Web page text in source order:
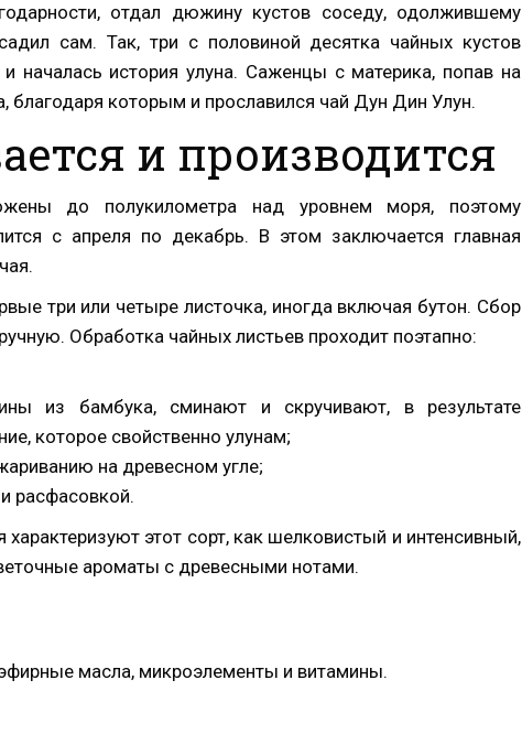
отдал дюжину кустов соседу, одолжившему
сам. Так, три с половиной десятка чайных кустов
началась история улуна. Саженцы с материка, попав на
благодаря которым и прославился чай Дун Дин Улун.
и производится
до полукилометра над уровнем моря, поэтому
с апреля по декабрь. В этом заключается главная
три или четыре листочка, иногда включая бутон. Сбор
Обработка чайных листьев проходит поэтапно:
из бамбука, сминают и скручивают, в результате
которое свойственно улунам;
на древесном угле;
расфасовкой.
этот сорт, как шелковистый и интенсивный,
ароматы с древесными нотами.
масла, микроэлементы и витамины.